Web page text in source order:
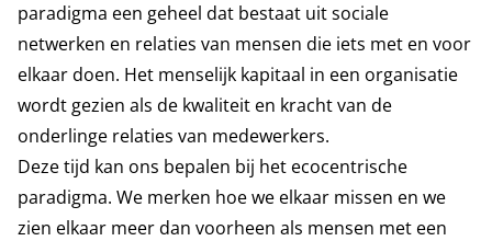
paradigma een geheel dat bestaat uit sociale
netwerken en relaties van mensen die iets met en voor
elkaar doen. Het menselijk kapitaal in een organisatie
wordt gezien als de kwaliteit en kracht van de
onderlinge relaties van medewerkers.
Deze tijd kan ons bepalen bij het ecocentrische
paradigma. We merken hoe we elkaar missen en we
zien elkaar meer dan voorheen als mensen met een